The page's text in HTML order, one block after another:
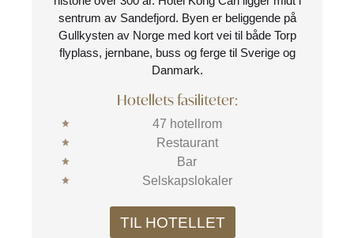
sentrum av Sandefjord. Byen er beliggende på
Gullkysten av Norge med kort vei til både Torp
flyplass, jernbane, buss og ferge til Sverige og
Danmark.
Hotellets fasiliteter:
47 hotellrom
Restaurant
Bar
Selskapslokaler
TIL HOTELLET